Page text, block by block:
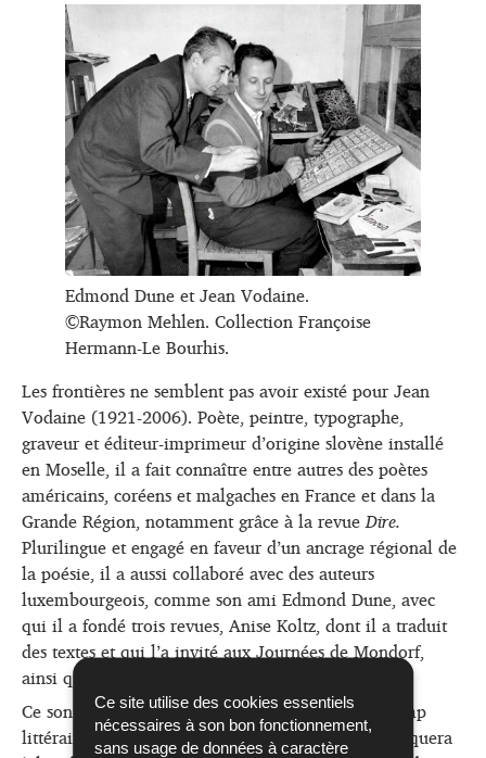
Ce site utilise des cookies essentiels
nécessaires à son bon fonctionnement,
sans usage de données à caractère
Edmond Dune et Jean Vodaine.
©Raymon Mehlen. Collection Françoise
Hermann-Le Bourhis.
Les frontières ne semblent pas avoir existé pour Jean
Vodaine (1921-2006). Poète, peintre, typographe,
graveur et éditeur-imprimeur d’origine slovène installé
en Moselle, il a fait connaître entre autres des poètes
américains, coréens et malgaches en France et dans la
Grande Région, notamment grâce à la revueDire.
Plurilingue et engagé en faveur d’un ancrage régional de
la poésie, il a aussi collaboré avec des auteurs
luxembourgeois, comme son ami Edmond Dune, avec
qui il a fondé trois revues, Anise Koltz, dont il a traduit
des textes et qui l’a invité aux Journées de Mondorf,
ainsi que Michel Raus.
Ce sont ces liens amicaux entre Vodaine et le champ
littéraire luxembourgeois que Myriam Sunnen évoquera